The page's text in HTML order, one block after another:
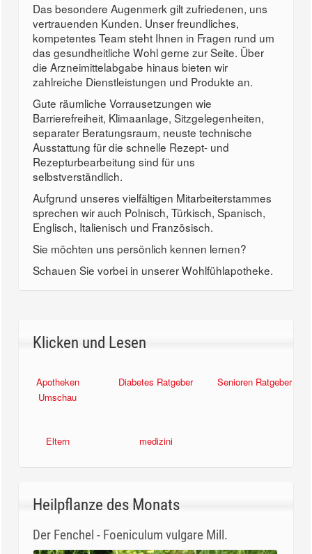
Das besondere Augenmerk gilt zufriedenen, uns
vertrauenden Kunden. Unser freundliches,
kompetentes Team steht Ihnen in Fragen rund um
das gesundheitliche Wohl gerne zur Seite. Über
die Arzneimittelabgabe hinaus bieten wir
zahlreiche Dienstleistungen und Produkte an.
Gute räumliche Vorrausetzungen wie
Barrierefreiheit, Klimaanlage, Sitzgelegenheiten,
separater Beratungsraum, neuste technische
Ausstattung für die schnelle Rezept- und
Rezepturbearbeitung sind für uns
selbstverständlich.
Aufgrund unseres vielfältigen Mitarbeiterstammes
sprechen wir auch Polnisch, Türkisch, Spanisch,
Englisch, Italienisch und Französisch.
Sie möchten uns persönlich kennen lernen?
Schauen Sie vorbei in unserer Wohlfühlapotheke.
Klicken und Lesen
Apotheken
Umschau
Diabetes Ratgeber Senioren Ratgeber
Eltern medizini
Heilpflanze des Monats
Der Fenchel - Foeniculum vulgare Mill.